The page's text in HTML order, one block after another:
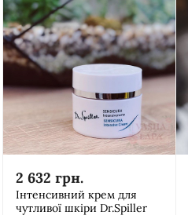
2 632 грн.
Інтенсивний крем для
чутливої шкіри Dr.Spiller